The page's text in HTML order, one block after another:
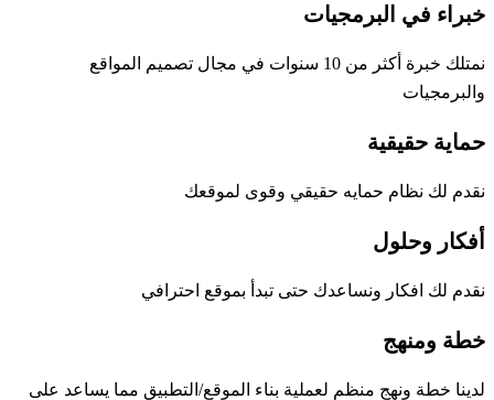
خبراء في البرمجيات
نمتلك خبرة أكثر من 10 سنوات في مجال تصميم المواقع
والبرمجيات
حماية حقيقية
نقدم لك نظام حمايه حقيقي وقوى لموقعك
أفكار وحلول
نقدم لك افكار ونساعدك حتى تبدأ بموقع احترافي
خطة ومنهج
لدينا خطة ونهج منظم لعملية بناء الموقع/التطبيق مما يساعد على